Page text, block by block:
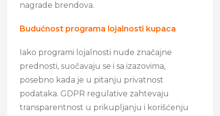
nagrade brendova.
Budućnost programa lojalnosti kupaca
Iako programi lojalnosti nude značajne
prednosti, suočavaju se i sa izazovima,
posebno kada je u pitanju privatnost
podataka. GDPR regulative zahtevaju
transparentnost u prikupljanju i korišćenju